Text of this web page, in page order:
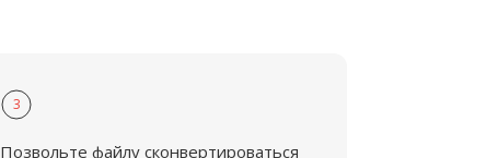
3
Позвольте файлу сконвертироваться